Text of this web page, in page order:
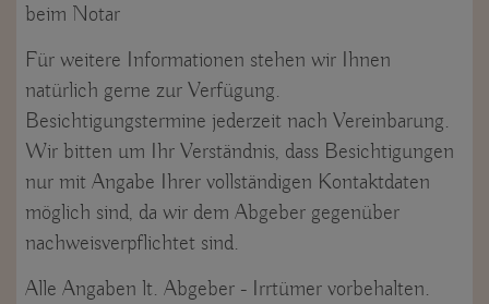
beim Notar
Für weitere Informationen stehen wir Ihnen
natürlich gerne zur Verfügung.
Besichtigungstermine jederzeit nach Vereinbarung.
Wir bitten um Ihr Verständnis, dass Besichtigungen
nur mit Angabe Ihrer vollständigen Kontaktdaten
möglich sind, da wir dem Abgeber gegenüber
nachweisverpflichtet sind.
Alle Angaben lt. Abgeber - Irrtümer vorbehalten.